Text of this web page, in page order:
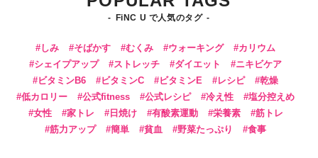
FiNC U で人気のタグ
しみ そばかす むくみ ウォーキング
カリウム
シェイプアップ
ストレッチ ダイエット
ニキビケア
ビタミンB6
ビタミンC ビタミンE レシピ
乾燥
低カロリー
公式fitness 公式レシピ 冷え性
塩分控えめ
女性
家トレ 日焼け 有酸素運動 栄養素
筋トレ
筋力アップ
簡単 貧血 野菜たっぷり 食事